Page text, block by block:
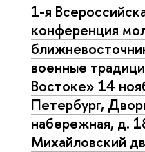
1-я
конференция
военные
Востоке» 14
Петербург,
набережная, д.
Михайловский